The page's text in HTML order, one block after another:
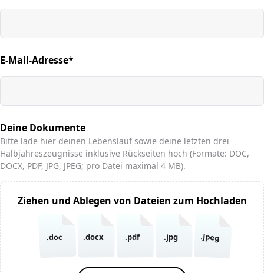
E-Mail-Adresse*
(required)
Deine Dokumente
Bitte lade hier deinen Lebenslauf sowie deine letzten drei
Halbjahreszeugnisse inklusive Rückseiten hoch (Formate: DOC,
DOCX, PDF, JPG, JPEG; pro Datei maximal 4 MB).
Ziehen und Ablegen von Dateien zum Hochladen
.doc .docx .pdf .jpg .jpeg